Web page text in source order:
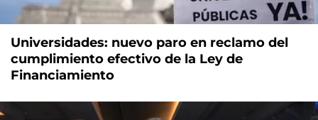
Universidades: nuevo paro en reclamo del
cumplimiento efectivo de la Ley de
Financiamiento